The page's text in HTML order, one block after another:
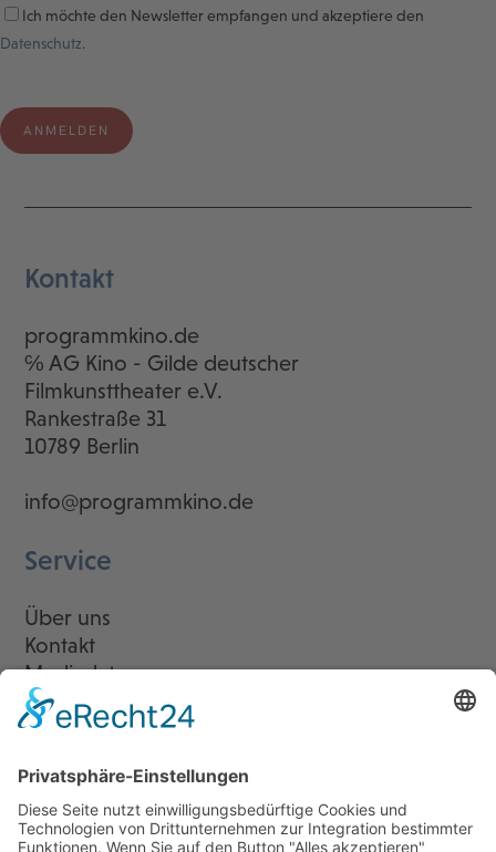
Ich möchte den Newsletter empfangen und akzeptiere den
Datenschutz.
Kontakt
programmkino.de
℅ AG Kino - Gilde deutscher
Filmkunsttheater e.V.
Rankestraße 31
10789 Berlin
info@programmkino.de
Service
Über uns
Kontakt
Mediadaten
Newsletter
LogIn
Legal
Impressum